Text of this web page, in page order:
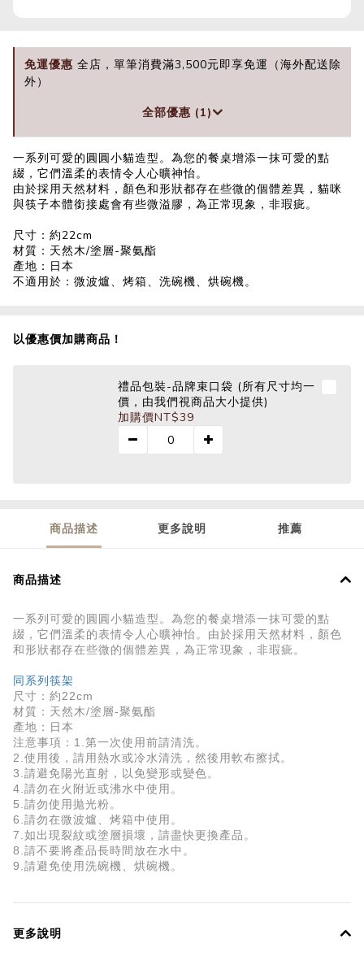
免運優惠 全店，單筆消費滿3,500元即享免運（海外配送除
外）
全部優惠 (1)
一系列可愛的圓圓小貓造型。為您的餐桌增添一抹可愛的點
綴，它們溫柔的表情令人心曠神怡。
由於採用天然材料，顏色和形狀都存在些微的個體差異，貓咪
與筷子本體銜接處會有些微溢膠，為正常現象，非瑕疵。
尺寸：約22cm
材質：天然木/塗層-聚氨酯
產地：日本
不適用於：微波爐、烤箱、洗碗機、烘碗機。
以優惠價加購商品！
禮品包裝-品牌束口袋 (所有尺寸均一
價，由我們視商品大小提供)
加購價NT$39
商品描述 更多說明 推薦
商品描述
一系列可愛的圓圓小貓造型。為您的餐桌增添一抹可愛的點
綴，它們溫柔的表情令人心曠神怡。由於採用天然材料，顏色
和形狀都存在些微的個體差異，為正常現象，非瑕疵。
同系列筷架
尺寸：約22cm
材質：天然木/塗層-聚氨酯
產地：日本
注意事項：1.第一次使用前請清洗。
2.使用後，請用熱水或冷水清洗，然後​​用軟布擦拭。
3.請避免陽光直射，以免變形或變色。
4.請勿在火附近或沸水中使用。
5.請勿使用拋光粉。
6.請勿在微波爐、烤箱中使用。
7.如出現裂紋或塗層損壞，請盡快更換產品。
8.請不要將產品長時間放在水中。
9.請避免使用洗碗機、烘碗機。
更多說明